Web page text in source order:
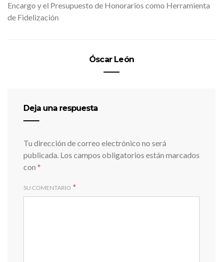
Encargo y el Presupuesto de Honorarios como Herramienta
de Fidelización
Óscar León
Deja una respuesta
Tu dirección de correo electrónico no será
publicada. Los campos obligatorios están marcados
con *
SU COMENTARIO *